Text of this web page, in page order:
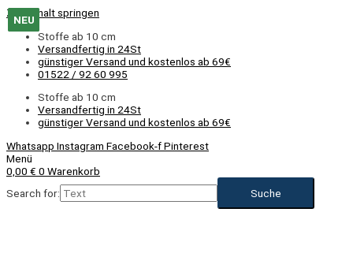
Zum Inhalt springen
Stoffe ab 10 cm
Versandfertig in 24St
günstiger Versand und kostenlos ab 69€
01522 / 92 60 995
Stoffe ab 10 cm
Versandfertig in 24St
günstiger Versand und kostenlos ab 69€
Whatsapp Instagram Facebook-fPinterest
Menü
0,00 € 0 Warenkorb
Search for:
NEU
NEU
NEU
NEU
NEU
NEU
NEU
NEU